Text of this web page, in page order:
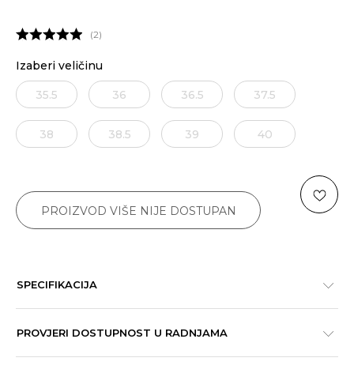
2
Izaberi veličinu
35.5 36 36.5 37.5
38 38.5 39 40
PROIZVOD VIŠE NIJE DOSTUPAN
SPECIFIKACIJA
PROVJERI DOSTUPNOST U RADNJAMA